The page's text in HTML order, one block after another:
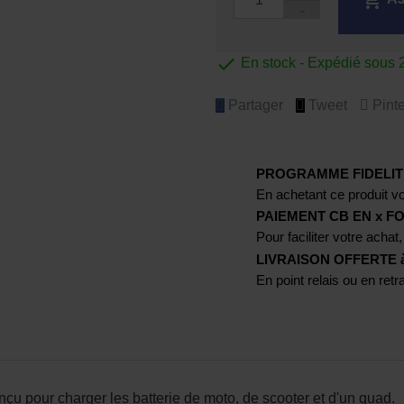
 En stock - Expédié sous
Partager Tweet
PROGRAMME
En achetant ce produit
PAIEMENT CB EN x
Pour faciliter votre
LIVRAISON
En point relais ou en
pour charger les batterie de moto, de scooter et d'un quad.